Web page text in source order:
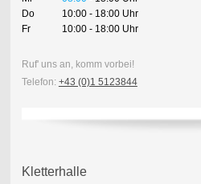
Do
10:00 - 18:00 Uhr
Fr
10:00 - 18:00 Uhr
Ruf' uns an, komm vorbei!
Telefon: +43 (0)1 5123844
Kletterhalle